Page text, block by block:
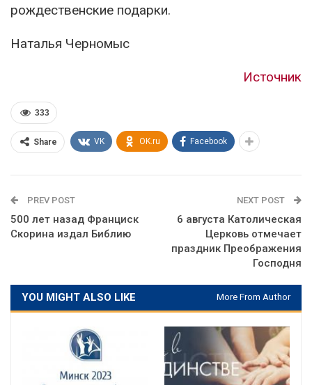
рождественские подарки.
Наталья Черномыс
Источник
333
Share VK OK.ru Facebook
PREV POST
500 лет назад Франциск
Скорина издал Библию
NEXT POST
6 августа Католическая
Церковь отмечает
праздник Преображения
Господня
YOU MIGHT ALSO LIKE More From Author